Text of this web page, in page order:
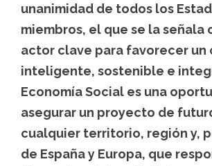
unanimidad de todos los
miembros, el que se la señala
actor clave para favorecer un
inteligente, sostenible e
Economía Social es una
asegurar un proyecto de
cualquier territorio, región y,
de España y Europa, que